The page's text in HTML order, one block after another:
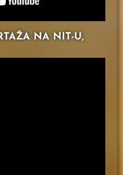
NA NIT-U,